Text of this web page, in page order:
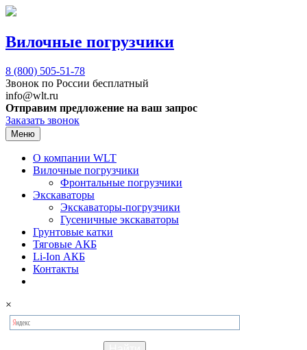
Вилочные погрузчики
8 (800) 505-51-78
Звонок по России бесплатный
info@wlt.ru
Отправим предложение на ваш запрос
Заказать звонок
Меню
О компании WLT
Вилочные погрузчики
Фронтальные погрузчики
Экскаваторы
Экскаваторы-погрузчики
Гусеничные экскаваторы
Грунтовые катки
Тяговые АКБ
Li-Ion АКБ
Контакты
×